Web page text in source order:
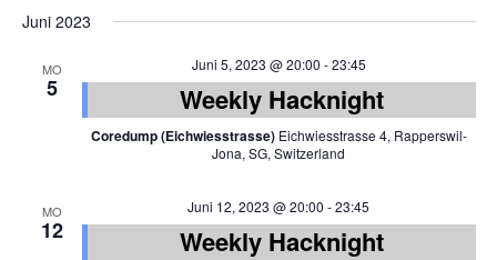
Juni 2023
MO
5
Juni 5, 2023 @ 20:00 -23:45
Weekly Hacknight
Coredump (Eichwiesstrasse) Eichwiesstrasse 4, Rapperswil-
Jona, SG, Switzerland
MO
12
Juni 12, 2023 @ 20:00 -23:45
Weekly Hacknight